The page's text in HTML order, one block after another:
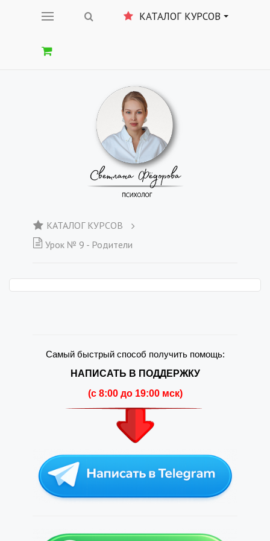
КАТАЛОГ КУРСОВ
КАТАЛОГ КУРСОВ
Урок № 9 - Родители
Самый быстрый способ получить помощь:
НАПИСАТЬ В ПОДДЕРЖКУ
(c 8:00 до 19:00 мск)